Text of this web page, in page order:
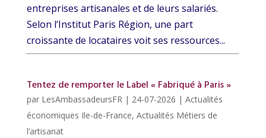
entreprises artisanales et de leurs salariés.
Selon l’Institut Paris Région, une part
croissante de locataires voit ses ressources...
Tentez de remporter le Label « Fabriqué à Paris »
par LesAmbassadeursFR| 24-07-2026 | Actualités
économiques Ile-de-France, Actualités Métiers de
l’artisanat